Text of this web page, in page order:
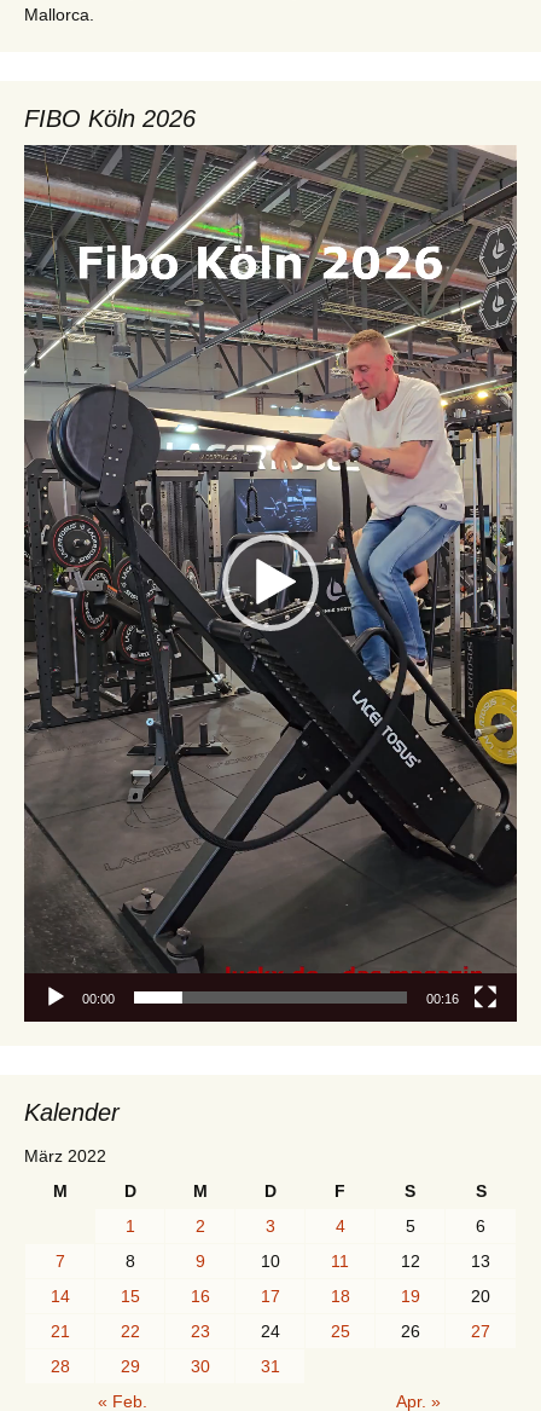
Mallorca.
FIBO Köln 2026
Video-
Player
00:00 00:16
Kalender
März 2022
M
D M D F S
S
1
2 3 4 5
6
7
8 9 10 11 12
13
14
15 16 17 18 19
20
21
22 23 24 25 26
27
28
29 30
31
« Feb.
Apr. »